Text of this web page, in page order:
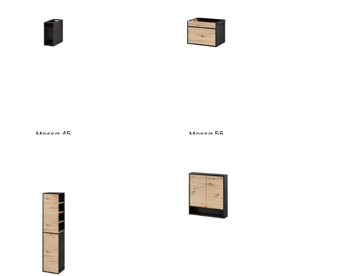
Mossa 45 Mossa 56